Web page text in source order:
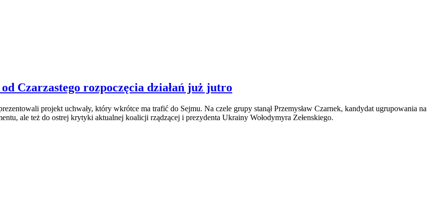
Czarzastego rozpoczęcia działań już jutro
projekt uchwały, który wkrótce ma trafić do Sejmu. Na czele grupy stanął Przemysław Czarnek, kandydat ugrupowania na
ale też do ostrej krytyki aktualnej koalicji rządzącej i prezydenta Ukrainy Wołodymyra Zełenskiego.